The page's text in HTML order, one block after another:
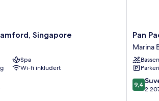
Singapore
Spa
Wi-fi inkludert
Pan
Pacific
Marina
Bay
Pan
Marina
9.4
av
9,4
2